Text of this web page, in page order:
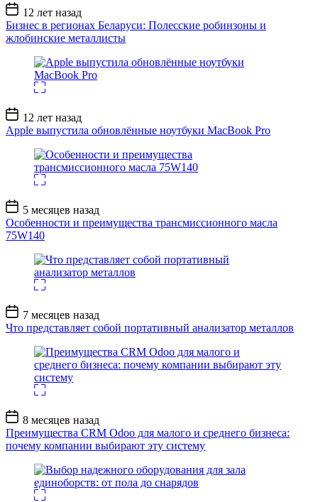
Дата
записи
12 лет назад
Бизнес в регионах Беларуси: Полесские робинзоны и
жлобинские металлисты
Дата
записи
12 лет назад
Apple выпустила обновлённые ноутбуки MacBook Pro
Дата
записи
5 месяцев назад
Особенности и преимущества трансмиссионного масла
75W140
Дата
записи
7 месяцев назад
Что представляет собой портативный анализатор металлов
Дата
записи
8 месяцев назад
Преимущества CRM Odoo для малого и среднего бизнеса:
почему компании выбирают эту систему